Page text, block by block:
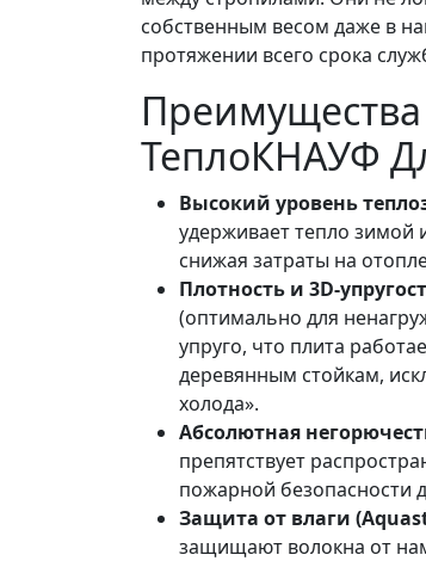
собственным весом даже в
протяжении всего срока
Преимущества
ТеплоКНАУФ
Высокий уровень
удерживает тепло зимой
снижая затраты на
Плотность и 3D-
(оптимально для
упруго, что плита
деревянным стойкам,
холода».
Абсолютная
препятствует
пожарной безопасности
Защита от влаги
защищают волокна от